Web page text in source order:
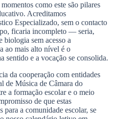
como este são pilares
Acreditamos
Especializado, sem o contacto
ficaria incompleto — seria,
biologia sem acesso a
ao mais alto nível é o
sentido e a vocação se consolida.
da cooperação com entidades
de Música de Câmara do
a formação escolar e o meio
de que estas
para a comunidade escolar, se